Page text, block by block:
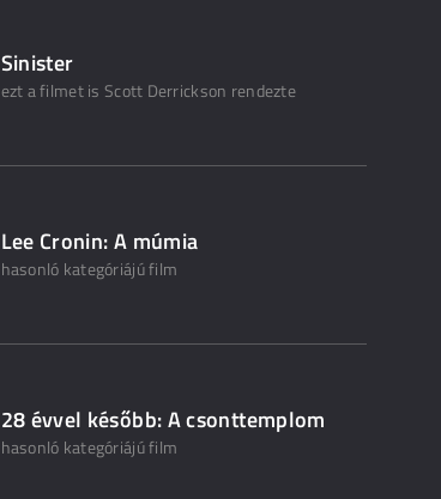
Sinister
ezt a filmet is Scott Derrickson rendezte
Lee Cronin: A múmia
hasonló kategóriájú film
28 évvel később: A csonttemplom
hasonló kategóriájú film